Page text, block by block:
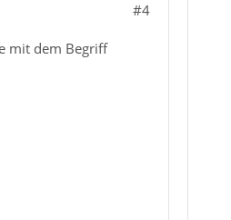
#4
mit dem Begriff